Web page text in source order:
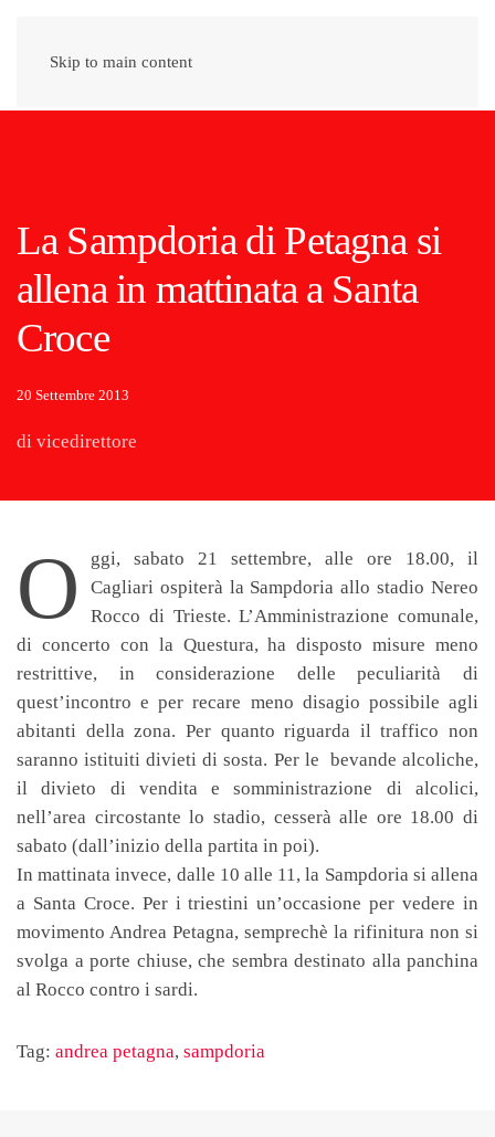
Skip to main content
La Sampdoria di Petagna si
allena in mattinata a Santa
Croce
20 Settembre 2013
di vicedirettore
O
ggi, sabato 21 settembre, alle ore 18.00, il
Cagliari ospiterà la Sampdoria allo stadio Nereo
Rocco di Trieste. L’Amministrazione comunale,
di concerto con la Questura, ha disposto misure meno
restrittive, in considerazione delle peculiarità di
quest’incontro e per recare meno disagio possibile agli
abitanti della zona. Per quanto riguarda il traffico non
saranno istituiti divieti di sosta. Per le bevande alcoliche,
il divieto di vendita e somministrazione di alcolici,
nell’area circostante lo stadio, cesserà alle ore 18.00 di
sabato (dall’inizio della partita in poi).
In mattinata invece, dalle 10 alle 11, la Sampdoria si allena
a Santa Croce. Per i triestini un’occasione per vedere in
movimento Andrea Petagna, semprechè la rifinitura non si
svolga a porte chiuse, che sembra destinato alla panchina
al Rocco contro i sardi.
Tag: andrea petagna, sampdoria